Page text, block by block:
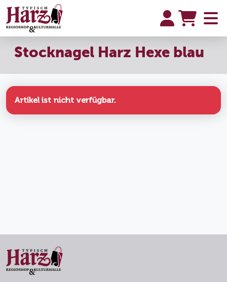
Stocknagel Harz Hexe blau
Artikel ist nicht verfügbar.